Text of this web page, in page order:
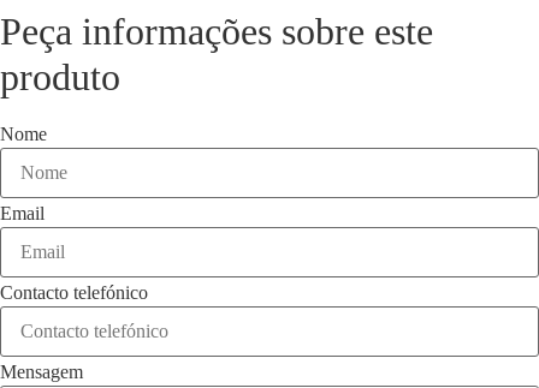
Peça informações sobre este
produto
Nome
Email
Contacto telefónico
Mensagem